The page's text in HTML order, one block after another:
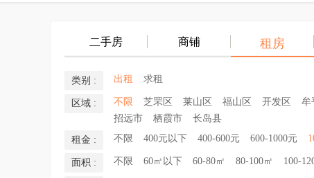
二手房 商铺 租房
类别 : 出租 求租
区域 : 不限 芝罘区 莱山区 福山区 开发区 牟
招远市
栖霞市 长岛县
租金 : 不限 400元以下 400-600元 600-1000元
面积 : 不限 60㎡以下 60-80㎡ 80-100㎡ 100-